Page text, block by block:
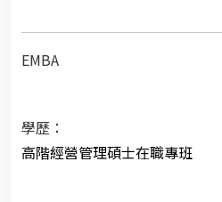
EMBA
學歷：
高階經營管理碩士在職專班